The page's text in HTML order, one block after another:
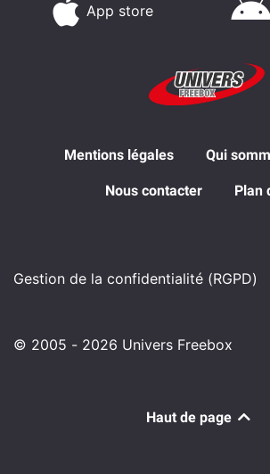
App store
Mentions légales Qui
Nous contacter Plan
Gestion de la confidentialité (RGPD)
© 2005 - 2026 Univers Freebox
Haut de page